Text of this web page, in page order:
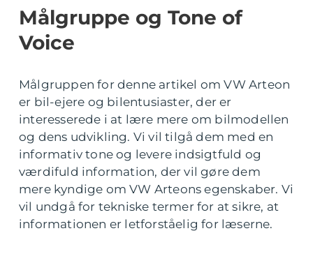
Målgruppe og Tone of
Voice
Målgruppen for denne artikel om VW Arteon
er bil-ejere og bilentusiaster, der er
interesserede i at lære mere om bilmodellen
og dens udvikling. Vi vil tilgå dem med en
informativ tone og levere indsigtfuld og
værdifuld information, der vil gøre dem
mere kyndige om VW Arteons egenskaber. Vi
vil undgå for tekniske termer for at sikre, at
informationen er letforståelig for læserne.